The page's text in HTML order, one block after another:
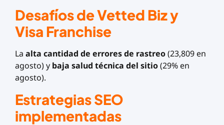
Desafíos deVetted Biz y
Visa Franchise
La alta cantidad de errores de rastreo(23,809 en
agosto) y baja salud técnica del sitio(29% en
agosto).
Estrategias SEO
implementadas